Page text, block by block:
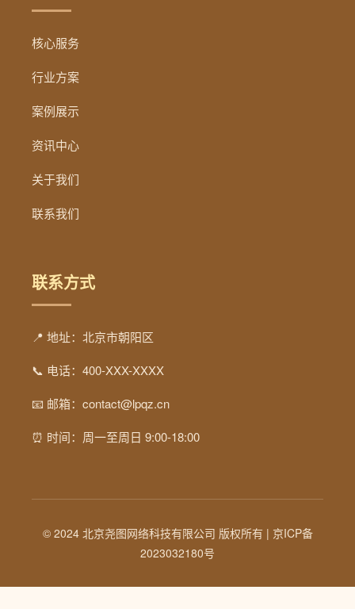
核心服务
行业方案
案例展示
资讯中心
关于我们
联系我们
联系方式
📍 地址：北京市朝阳区
📞 电话：400-XXX-XXXX
📧 邮箱：contact@lpqz.cn
⏰ 时间：周一至周日 9:00-18:00
© 2024 北京尧图网络科技有限公司 版权所有 | 京ICP备
2023032180号